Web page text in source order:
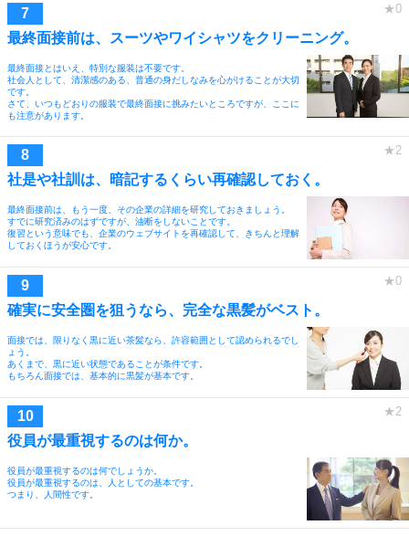
最終面接前は、スーツやワイシャツをクリーニング。
最終面接とはいえ、特別な服装は不要です。
社会人として、清潔感のある、普通の身だしなみを心がけることが大切
です。
さて、いつもどおりの服装で最終面接に挑みたいところですが、ここに
も注意があります。
社是や社訓は、暗記するくらい再確認しておく。
最終面接前は、もう一度、その企業の詳細を研究しておきましょう。
すでに研究済みのはずですが、油断をしないことです。
復習という意味でも、企業のウェブサイトを再確認して、きちんと理解
しておくほうが安心です。
確実に安全圏を狙うなら、完全な黒髪がベスト。
面接では、限りなく黒に近い茶髪なら、許容範囲として認められるでし
ょう。
あくまで、黒に近い状態であることが条件です。
もちろん面接では、基本的に黒髪が基本です。
役員が最重視するのは何か。
役員が最重視するのは何でしょうか。
役員が最重視するのは、人としての基本です。
つまり、人間性です。